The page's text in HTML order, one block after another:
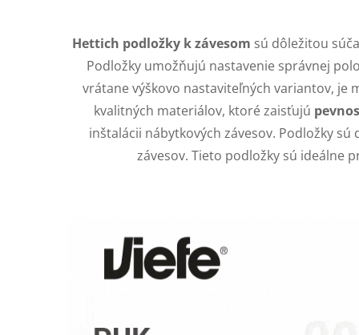
v
Hettich podložky k závesom sú dôležitou
Podložky umožňujú nastavenie správnej
vrátane výškovo nastaviteľných variantov, je
kvalitných materiálov, ktoré zaisťujú
inštalácii nábytkových závesov. Podložky
závesov. Tieto podložky sú ideálne